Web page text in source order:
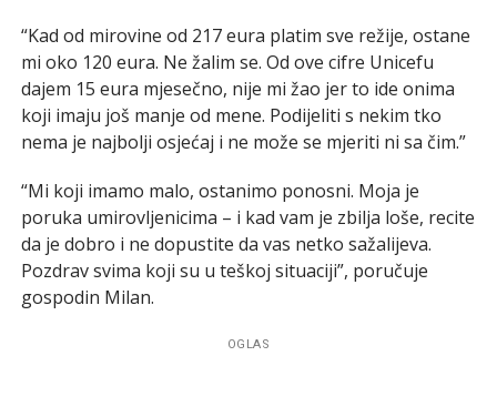
“Kad od mirovine od 217 eura platim sve režije, ostane
mi oko 120 eura. Ne žalim se. Od ove cifre Unicefu
dajem 15 eura mjesečno, nije mi žao jer to ide onima
koji imaju još manje od mene. Podijeliti s nekim tko
nema je najbolji osjećaj i ne može se mjeriti ni sa čim.”
“Mi koji imamo malo, ostanimo ponosni. Moja je
poruka umirovljenicima – i kad vam je zbilja loše, recite
da je dobro i ne dopustite da vas netko sažalijeva.
Pozdrav svima koji su u teškoj situaciji”, poručuje
gospodin Milan.
OGLAS